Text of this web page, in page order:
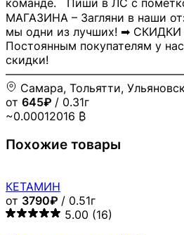
команде. Пиши в ЛС с
МАГАЗИНА – Загляни в наши
мы одни из лучших! ➡
Постоянным покупателям у
скидки!
Самара, Тольятти,
от 645₽ / 0.31г
~0.00012016 ₿
Похожие товары
КЕТАМИН
от 3790₽ / 0.51г
5.00 (16)